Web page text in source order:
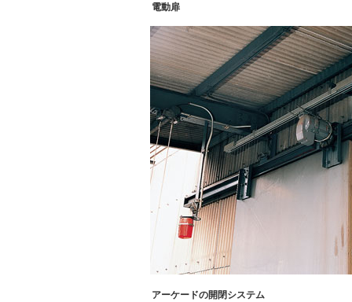
電動扉
アーケードの開閉システム